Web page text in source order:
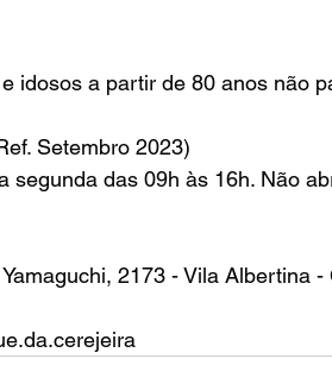
idosos a partir de 80 anos não
Setembro 2023)
segunda das 09h às 16h. Não
Yamaguchi, 2173 - Vila Albertina